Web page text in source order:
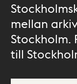
mellan
Stockholm.
till